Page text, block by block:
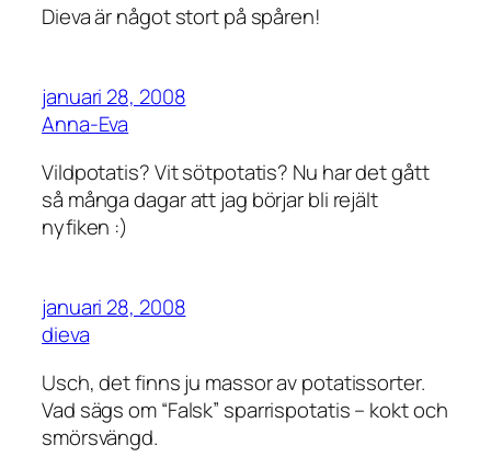
Dieva är något stort på spåren!
januari 28, 2008
Anna-Eva
Vildpotatis? Vit sötpotatis? Nu har det gått
så många dagar att jag börjar bli rejält
nyfiken :)
januari 28, 2008
dieva
Usch, det finns ju massor av potatissorter.
Vad sägs om “Falsk” sparrispotatis – kokt och
smörsvängd.